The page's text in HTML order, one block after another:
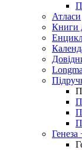
Атласи
Книги